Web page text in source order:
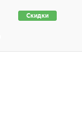
Скидки